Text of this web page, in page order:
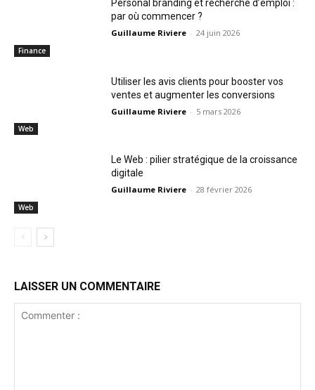
Finance
Personal branding et recherche d’emploi :
par où commencer ?
Guillaume Riviere - 24 juin 2026
Web
Utiliser les avis clients pour booster vos
ventes et augmenter les conversions
Guillaume Riviere - 5 mars 2026
Web
Le Web : pilier stratégique de la croissance
digitale
Guillaume Riviere - 28 février 2026
LAISSER UN COMMENTAIRE